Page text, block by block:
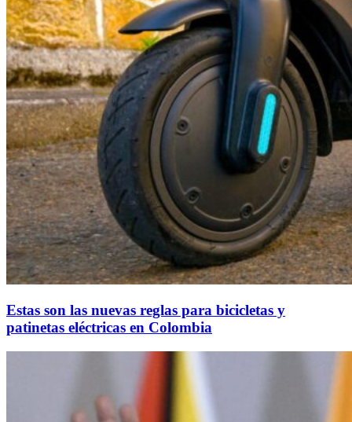
Estas son las nuevas reglas para bicicletas y
patinetas eléctricas en Colombia